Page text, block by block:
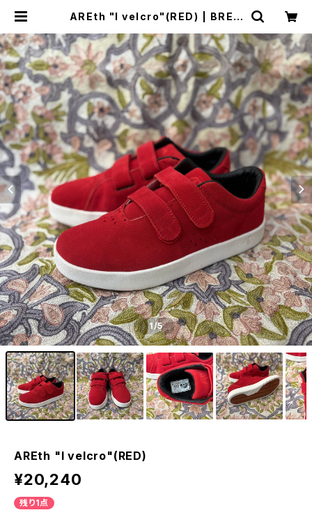
AREth "I velcro"(RED) | BREA
1/5
AREth "I velcro"(RED)
¥20,240
残り1点